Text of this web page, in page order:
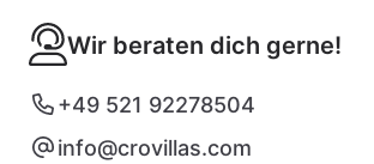
Wir beraten dich gerne!
+49 521 92278504
info@crovillas.com